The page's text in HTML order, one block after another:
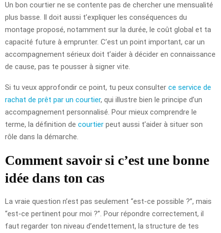
Un bon courtier ne se contente pas de chercher une mensualité
plus basse. Il doit aussi t’expliquer les conséquences du
montage proposé, notamment sur la durée, le coût global et ta
capacité future à emprunter. C’est un point important, car un
accompagnement sérieux doit t’aider à décider en connaissance
de cause, pas te pousser à signer vite.
Si tu veux approfondir ce point, tu peux consulter ce service de
rachat de prêt par un courtier, qui illustre bien le principe d’un
accompagnement personnalisé. Pour mieux comprendre le
terme, la définition de courtier peut aussi t’aider à situer son
rôle dans la démarche.
Comment savoir si c’est une bonne
idée dans ton cas
La vraie question n’est pas seulement “est-ce possible ?”, mais
“est-ce pertinent pour moi ?”. Pour répondre correctement, il
faut regarder ton niveau d’endettement, la structure de tes